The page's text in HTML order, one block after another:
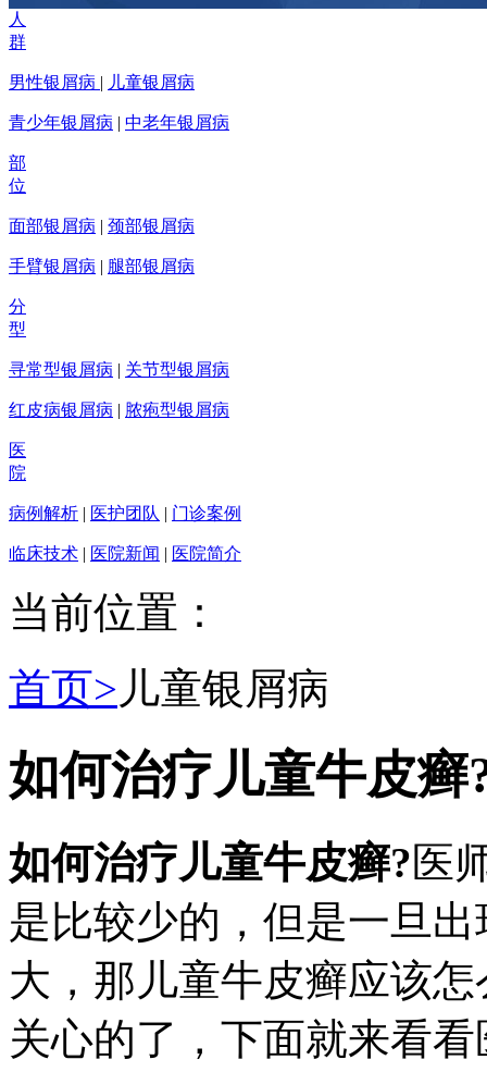
人
群
男性银屑病 | 儿童银屑病
青少年银屑病 | 中老年银屑病
部
位
面部银屑病 | 颈部银屑病
手臂银屑病 | 腿部银屑病
分
型
寻常型银屑病 | 关节型银屑病
红皮病银屑病 | 脓疱型银屑病
医
院
病例解析 | 医护团队 | 门诊案例
临床技术 | 医院新闻 | 医院简介
当前位置：
首页> 儿童银屑病
如何治疗儿童牛皮癣
如何治疗儿童牛皮癣?医
是比较少的，但是一旦
大，那儿童牛皮癣应该
关心的了，下面就来看